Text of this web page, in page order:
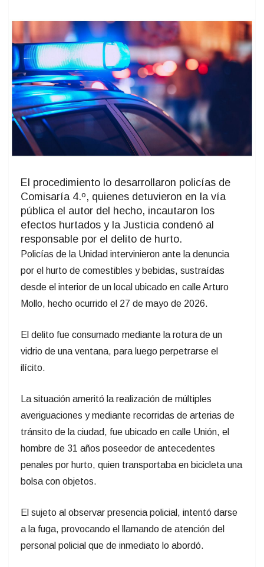
El procedimiento lo desarrollaron policías de
Comisaría 4.º, quienes detuvieron en la vía
pública el autor del hecho, incautaron los
efectos hurtados y la Justicia condenó al
responsable por el delito de hurto.
Policías de la Unidad intervinieron ante la denuncia
por el hurto de comestibles y bebidas, sustraídas
desde el interior de un local ubicado en calle Arturo
Mollo, hecho ocurrido el 27 de mayo de 2026.
El delito fue consumado mediante la rotura de un
vidrio de una ventana, para luego perpetrarse el
ilícito.
La situación ameritó la realización de múltiples
averiguaciones y mediante recorridas de arterias de
tránsito de la ciudad, fue ubicado en calle Unión, el
hombre de 31 años poseedor de antecedentes
penales por hurto, quien transportaba en bicicleta una
bolsa con objetos.
El sujeto al observar presencia policial, intentó darse
a la fuga, provocando el llamando de atención del
personal policial que de inmediato lo abordó.